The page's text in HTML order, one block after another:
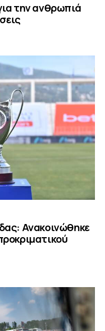
την ανθρωπιά
Ανακοινώθηκε